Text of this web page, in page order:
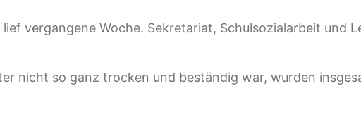
vergangene Woche. Sekretariat, Schulsozialarbeit und
nicht so ganz trocken und beständig war, wurden